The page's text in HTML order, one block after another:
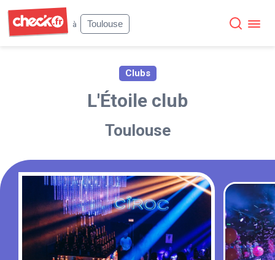
à
Toulouse
Clubs
L'Étoile club
Toulouse